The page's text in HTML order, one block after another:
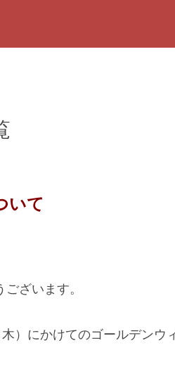
いて
ざいます。
）にかけてのゴールデンウ